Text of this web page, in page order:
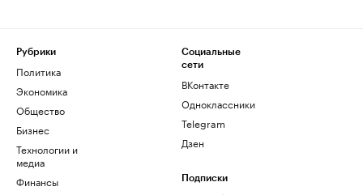
Рубрики
Политика
Экономика
Общество
Бизнес
Технологии и
медиа
Финансы
Социальные
сети
ВКонтакте
Одноклассники
Telegram
Дзен
Подписки